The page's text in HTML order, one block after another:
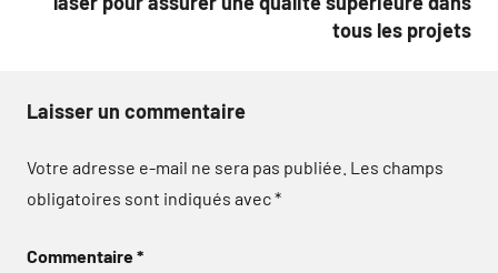
tous les projets
Laisser un commentaire
Votre adresse e-mail ne sera pas publiée. Les champs
obligatoires sont indiqués avec*
Commentaire*